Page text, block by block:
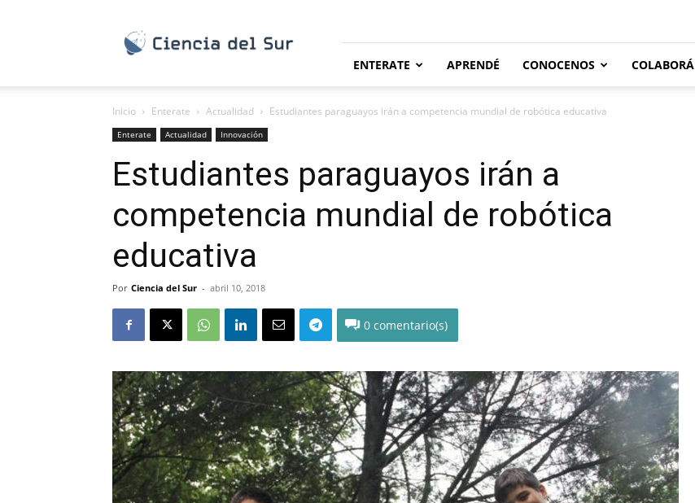
Sur
ENTERATE APRENDÉ CONOCENOS COLABORÁ
Inicio Enterate Actualidad Estudiantes paraguayos irán a competencia mundial de robótica educativa
Enterate Actualidad Innovación
Estudiantes paraguayos irán a
competencia mundial de robótica
educativa
Por Ciencia del Sur - abril 10, 2018
0